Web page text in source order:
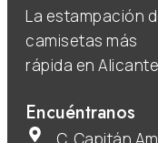
La estampación
camisetas más
rápida en Alicante
Encuéntranos